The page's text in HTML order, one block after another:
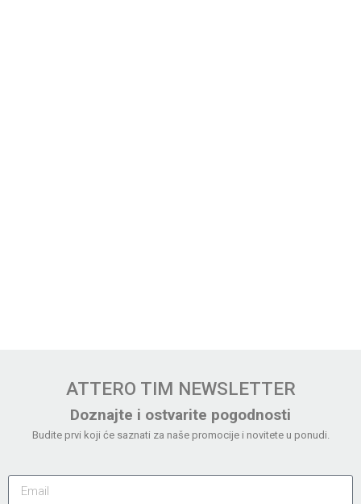
ATTERO TIM NEWSLETTER
Doznajte i ostvarite pogodnosti
Budite prvi koji će saznati za naše promocije i novitete u ponudi.